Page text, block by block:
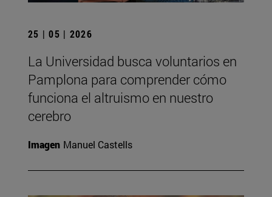
25 | 05 | 2026
La Universidad busca voluntarios en
Pamplona para comprender cómo
funciona el altruismo en nuestro
cerebro
Imagen Manuel Castells